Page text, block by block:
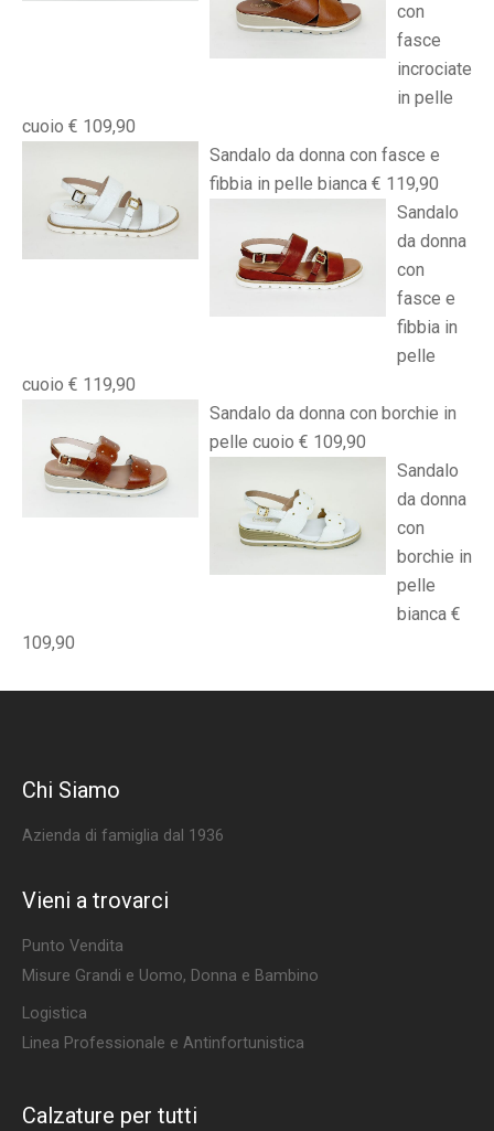
con
fasce
incrociate
in pelle
cuoio € 109,90
Sandalo da donna con fasce e
fibbia in pelle bianca € 119,90
Sandalo
da donna
con
fasce e
fibbia in
pelle
cuoio € 119,90
Sandalo da donna con borchie in
pelle cuoio € 109,90
Sandalo
da donna
con
borchie in
pelle
bianca €
109,90
Chi Siamo
Azienda di famiglia dal 1936
Vieni a trovarci
Punto Vendita
Misure Grandi e Uomo, Donna e Bambino
Logistica
Linea Professionale e Antinfortunistica
Calzature per tutti